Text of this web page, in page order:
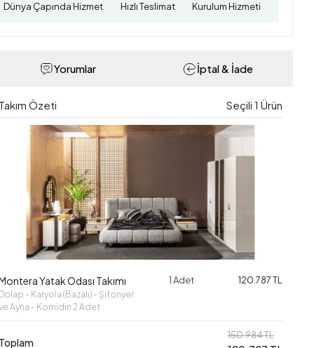
Dünya Çapında Hizmet Hızlı Teslimat Kurulum Hizmeti
Yorumlar İptal & İade
Takım Özeti Seçili 1 Ürün
Yatak Odası Takımı
Dolap - Karyola (Bazalı) - Şifonyer
Ayna - Komidin 2 Adet
1 Adet 120.787 TL
Toplam
150.984 TL